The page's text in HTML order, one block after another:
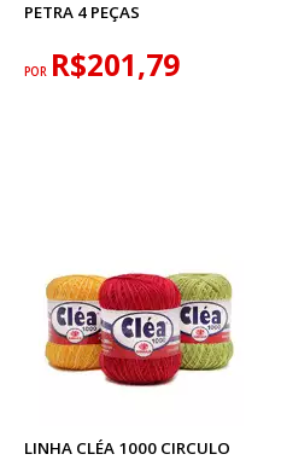
PETRA 4 PEÇAS
POR R$201,79
LINHA CLÉA 1000 CIRCULO